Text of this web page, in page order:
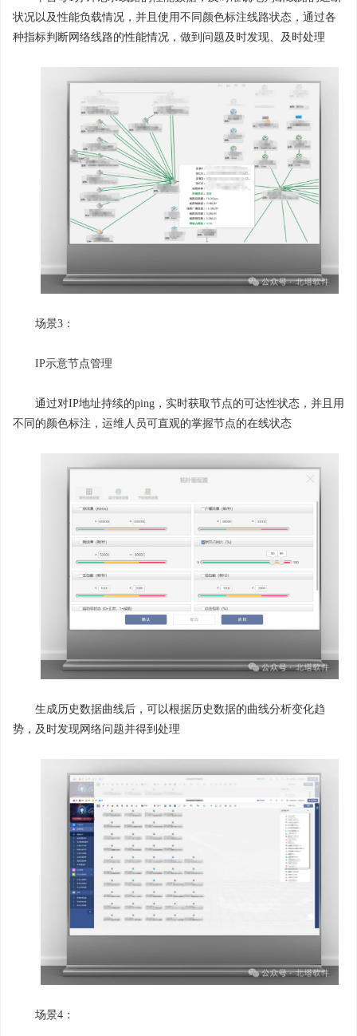
状况以及性能负载情况，并且使用不同颜色标注线路状态，通过各
种指标判断网络线路的性能情况，做到问题及时发现、及时处理
场景3：
IP示意节点管理
通过对IP地址持续的ping，实时获取节点的可达性状态，并且用
不同的颜色标注，运维人员可直观的掌握节点的在线状态
生成历史数据曲线后，可以根据历史数据的曲线分析变化趋
势，及时发现网络问题并得到处理
场景4：